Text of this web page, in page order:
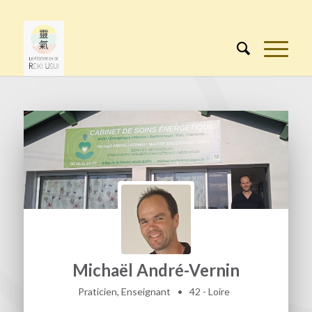
Michaël André-Vernin
Praticien, Enseignant • 42 - Loire